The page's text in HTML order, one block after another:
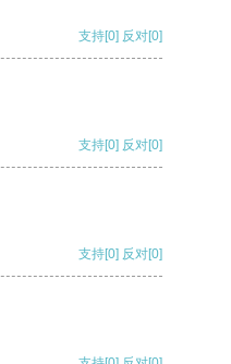
支持[0] 反对[0]
支持[0] 反对[0]
支持[0] 反对[0]